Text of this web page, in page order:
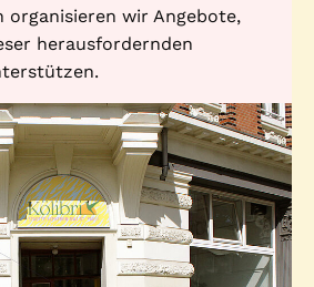
organisieren wir Angebote,
herausfordernden